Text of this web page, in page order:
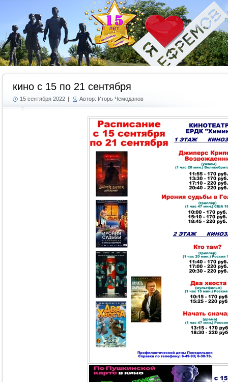
кино с 15 по 21 сентября
15 сентября 2022 | Автор: Игорь Чемоданов